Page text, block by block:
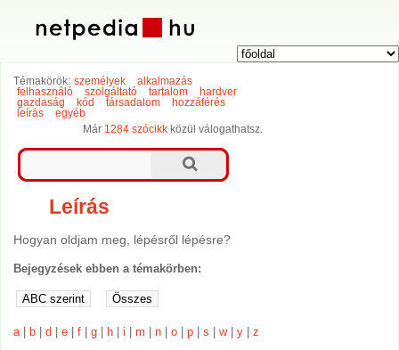
Témakörök: személyek
alkalmazás
felhasználó
szolgáltató tartalom
hardver
gazdaság
kód társadalom
hozzáférés
leírás
egyéb
Már 1284 szócikk közül válogathatsz.
Leírás
Hogyan oldjam meg, lépésről lépésre?
Bejegyzések ebben a témakörben:
a| b |d |e |f |g h |i |m |n |o |p |s |w|y |z